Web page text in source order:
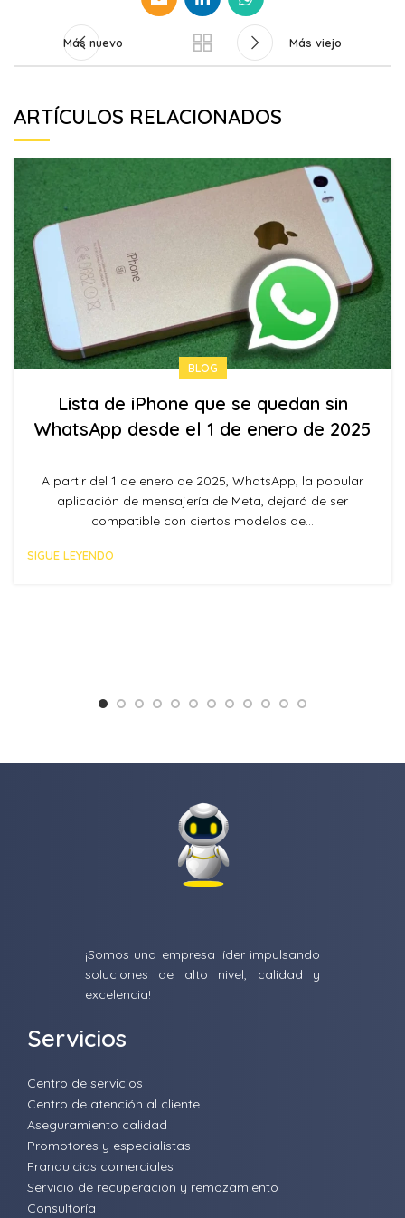
Más nuevo Más viejo
ARTÍCULOS RELACIONADOS
BLOG
Lista de iPhone que se quedan sin
WhatsApp desde el 1 de enero de 2025
A partir del 1 de enero de 2025, WhatsApp, la popular
aplicación de mensajería de Meta, dejará de ser
compatible con ciertos modelos de...
SIGUE LEYENDO
¡Somos una empresa líder impulsando
soluciones de alto nivel, calidad y
excelencia!
Servicios
Centro de servicios
Centro de atención al cliente
Aseguramiento calidad
Promotores y especialistas
Franquicias comerciales
Servicio de recuperación y remozamiento
Consultoría